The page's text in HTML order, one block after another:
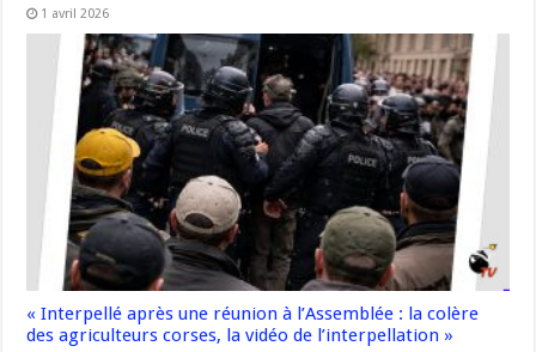
1 avril 2026
« Interpellé après une réunion à l’Assemblée : la colère
des agriculteurs corses, la vidéo de l’interpellation »